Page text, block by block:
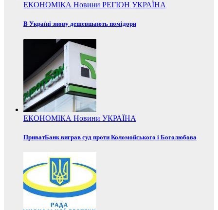
ЕКОНОМІКА Новини РЕГІОН УКРАЇНА
В Україні знову дешевшають помідори
ЕКОНОМІКА Новини УКРАЇНА
ПриватБанк виграв суд проти Коломойського і Боголюбова